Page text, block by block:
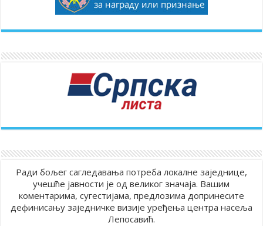
Ради бољег сагледавања потреба локалне заједнице,
учешће јавности је од великог значаја. Вашим
коментарима, сугестијама, предлозима допринесите
дефинисању заједничке визије уређења центра насеља
Лепосавић.